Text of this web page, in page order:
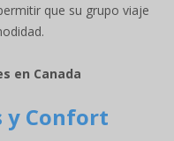
que su grupo viaje
en Canada
y Confort